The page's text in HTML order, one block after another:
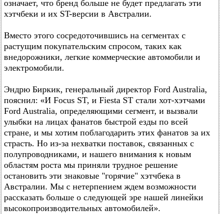
означает, что бренд больше не будет предлагать эти
хэтчбеки и их ST-версии в Австралии.
Вместо этого сосредоточившись на сегментах с
растущим покупательским спросом, таких как
внедорожники, легкие коммерческие автомобили и
электромобили.
Эндрю Биркик, генеральный директор Ford Australia,
пояснил: «И Focus ST, и Fiesta ST стали хот-хэтчами
Ford Australia, определяющими сегмент, и вызвали
улыбки на лицах фанатов быстрой езды по всей
стране, и мы хотим поблагодарить этих фанатов за их
страсть. Но из-за нехватки поставок, связанных с
полупроводниками, и нашего внимания к новым
областям роста мы приняли трудное решение
остановить эти знаковые "горячие" хэтчбека в
Австралии. Мы с нетерпением ждем возможности
рассказать больше о следующей эре нашей линейки
высокопроизводительных автомобилей».